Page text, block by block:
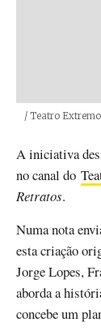
Créditos
/ Teatro Extremo
A iniciativa
no canal do
Retratos.
Numa nota
esta criação
Jorge Lopes,
aborda a
concebe um